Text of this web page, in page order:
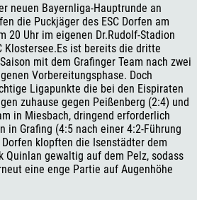
neuen Bayernliga-Hauptrunde an
die Puckjäger des ESC Dorfen am
20 Uhr im eigenen Dr.Rudolf-Stadion
Klostersee.Es ist bereits die dritte
mit dem Grafinger Team nach zwei
Vorbereitungsphase. Doch
Ligapunkte die bei den Eispiraten
zuhause gegen Peißenberg (2:4) und
in Miesbach, dringend erforderlich
in Grafing (4:5 nach einer 4:2-Führung
klopften die Isenstädter dem
Quinlan gewaltig auf dem Pelz, sodass
eine enge Partie auf Augenhöhe